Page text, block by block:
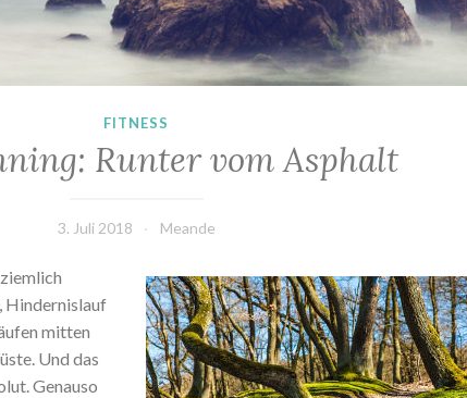
FITNESS
Runter vom Asphalt
3. Juli 2018 Meande
Hindernislauf
mitten
Und das
Genauso